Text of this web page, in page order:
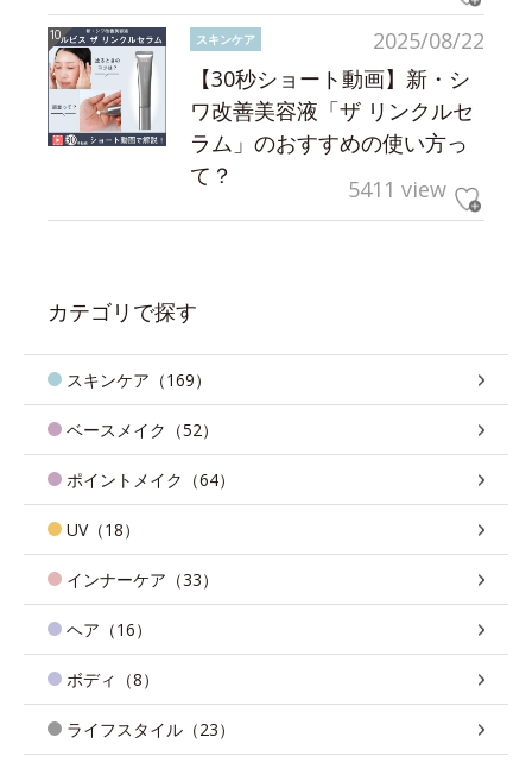
2025/08/22
スキンケア
【30秒ショート動画】新・シ
ワ改善美容液「ザ リンクルセ
ラム」のおすすめの使い方っ
て？
5411 view
カテゴリで探す
スキンケア（169）
ベースメイク（52）
ポイントメイク（64）
UV（18）
インナーケア（33）
ヘア（16）
ボディ（8）
ライフスタイル（23）